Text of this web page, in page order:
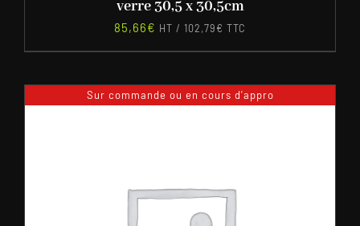
verre 30,5 x 30,5cm
85,66€ HT / 102,79€ TTC
Sur commande ou en cours d'appro